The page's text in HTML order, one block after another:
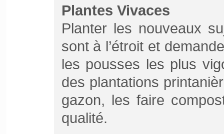
Plantes Vivaces
Planter les nouveaux
sont à l’étroit et
les pousses les plus
des plantations
gazon, les faire
qualité.